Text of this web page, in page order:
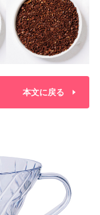
本文に戻る